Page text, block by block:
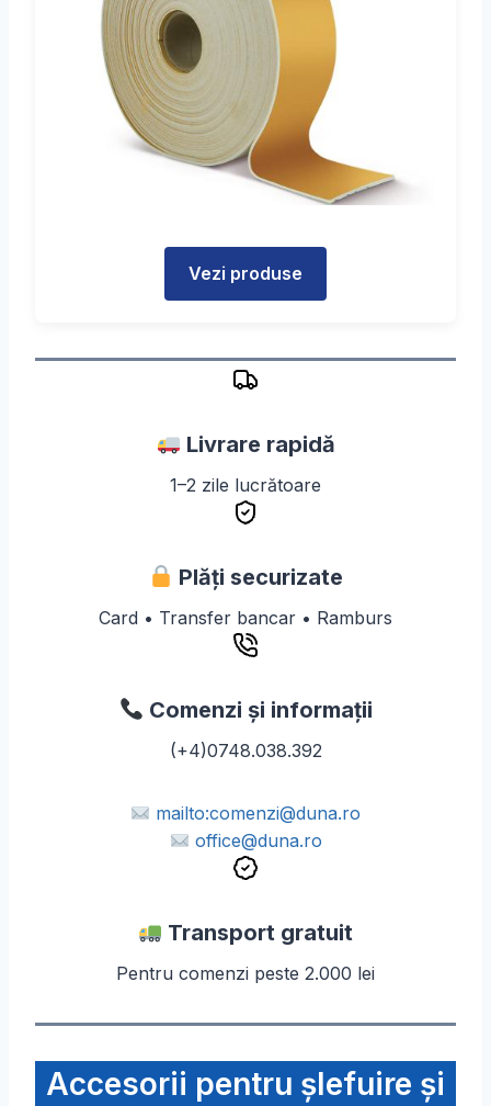
Vezi produse
Livrare rapidă
1–2 zile lucrătoare
Plăți securizate
Card • Transfer bancar • Ramburs
Comenzi și informații
(+4)0748.038.392
mailto:comenzi@duna.ro
office@duna.ro
Transport gratuit
Pentru comenzi peste 2.000 lei
Accesorii pentru şlefuire şi